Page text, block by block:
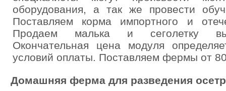
оборудования, а так же провести
Поставляем корма импортного и
Продаем малька и сеголетку
Окончательная цена модуля
условий оплаты. Поставляем фермы от
Домашняя ферма для разведения